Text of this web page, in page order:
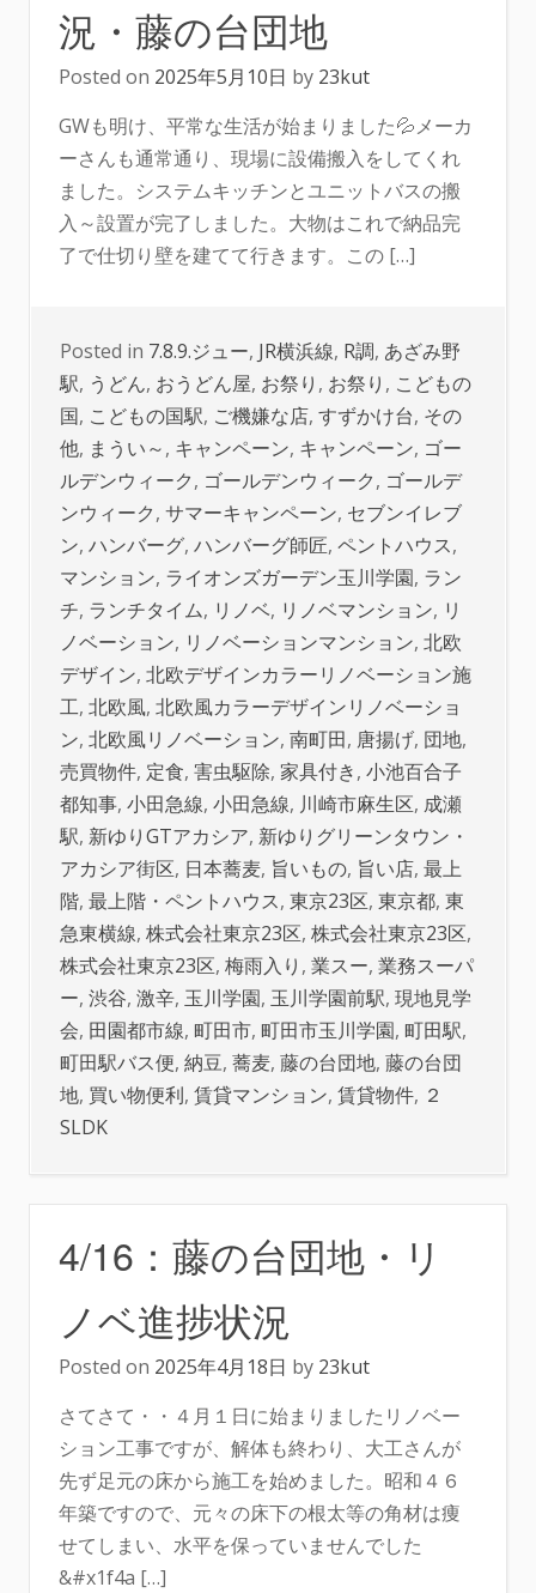
況・藤の台団地
Posted on 2025年5月10日 by 23kut
GWも明け、平常な生活が始まりました💦メーカ
ーさんも通常通り、現場に設備搬入をしてくれ
ました。システムキッチンとユニットバスの搬
入～設置が完了しました。大物はこれで納品完
了で仕切り壁を建てて行きます。この […]
Posted in 7.8.9.ジュー, JR横浜線, R調, あざみ野
駅, うどん, おうどん屋, お祭り , お祭り , こどもの
国, こどもの国駅, ご機嫌な店, すずかけ台, その
他, まうい～, キャンペーン, キャンペーン, ゴー
ルデンウィーク, ゴールデンウィーク, ゴールデ
ンウィーク, サマーキャンペーン, セブンイレブ
ン, ハンバーグ, ハンバーグ師匠, ペントハウス,
マンション, ライオンズガーデン玉川学園, ラン
チ, ランチタイム, リノベ, リノベマンション, リ
ノベーション, リノベーションマンション, 北欧
デザイン, 北欧デザインカラーリノベーション施
工, 北欧風, 北欧風カラーデザインリノベーショ
ン, 北欧風リノベーション, 南町田, 唐揚げ, 団地,
売買物件, 定食, 害虫駆除, 家具付き, 小池百合子
都知事, 小田急線, 小田急線, 川崎市麻生区, 成瀬
駅, 新ゆりGTアカシア, 新ゆりグリーンタウン・
アカシア街区, 日本蕎麦, 旨いもの, 旨い店, 最上
階, 最上階・ペントハウス, 東京23区, 東京都, 東
急東横線, 株式会社東京23区, 株式会社東京23区,
株式会社東京23区, 梅雨入り , 業スー, 業務スーパ
ー, 渋谷, 激辛, 玉川学園, 玉川学園前駅, 現地見学
会, 田園都市線, 町田市, 町田市玉川学園, 町田駅,
町田駅バス便, 納豆, 蕎麦, 藤の台団地, 藤の台団
地, 買い物便利, 賃貸マンション, 賃貸物件, ２
SLDK
4/16：藤の台団地・リ
ノベ進捗状況
Posted on 2025年4月18日 by 23kut
さてさて・・４月１日に始まりましたリノベー
ション工事ですが、解体も終わり、大工さんが
先ず足元の床から施工を始めました。昭和４６
年築ですので、元々の床下の根太等の角材は痩
せてしまい、水平を保っていませんでした
&#x1f4a […]